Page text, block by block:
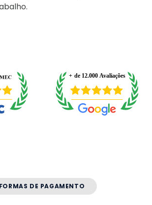
FORMAS DE PAGAMENTO